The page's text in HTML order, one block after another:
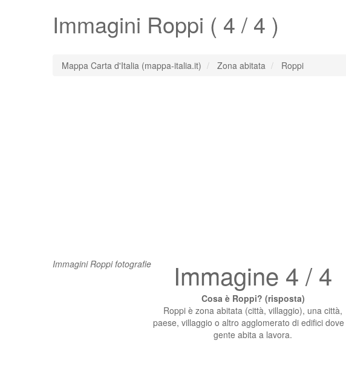
Immagini Roppi ( 4 / 4 )
Mappa Carta d'Italia (mappa-italia.it) Zona abitata Roppi
Immagini Roppi fotografie Immagine 4 / 4
Cosa è Roppi? (risposta)
Roppi è zona abitata (città, villaggio), una città,
paese, villaggio o altro agglomerato di edifici dove
gente abita a lavora.